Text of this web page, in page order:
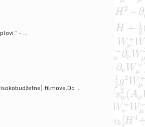
- ...
filmove.Do ...